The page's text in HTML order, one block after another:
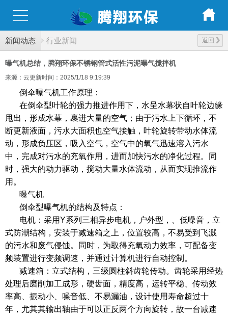
新闻动态 返回
行业新闻
曝气机总结，腾翔环保不锈钢管式活性污泥曝气搅拌机
来源：云更新时间：2025/1/18 9:19:39
倒伞曝气机工作原理：
在倒伞型叶轮的强力推进作用下，水呈水幕状自叶轮边缘
甩出，形成水幕，裹进大量的空气；由于污水上下循环，不
断更新液面，污水大面积也空气接触，叶轮旋转带动水体流
动，形成负压区，吸入空气，空气中的氧气迅速溶入污水
中，完成对污水的充氧作用，进而加快污水的净化过程。同
时，强大的动力驱动，搅动大量水体流动，从而实现推流作
用。
曝气机
倒伞型曝气机的结构及特点：
电机：采用Y系列三相异步电机，户外型，、低噪音，立
式防潮结构，安装于减速箱之上，位置较高，不易受到飞溅
的污水和废气侵蚀。同时，为取得充氧动力效率，可配备变
频装置进行变频调速，并通过计算机进行自动控制。
减速箱：立式结构，三级圆柱斜齿轮传动。齿轮采用经热
处理后磨削加工成形，硬齿面，精度高，运转平稳、传动效
率高、振动小、噪音低、不易漏油，设计使用寿命超过十
年，尤其其输出轴由于可以正反两个方向旋转，故一台减速